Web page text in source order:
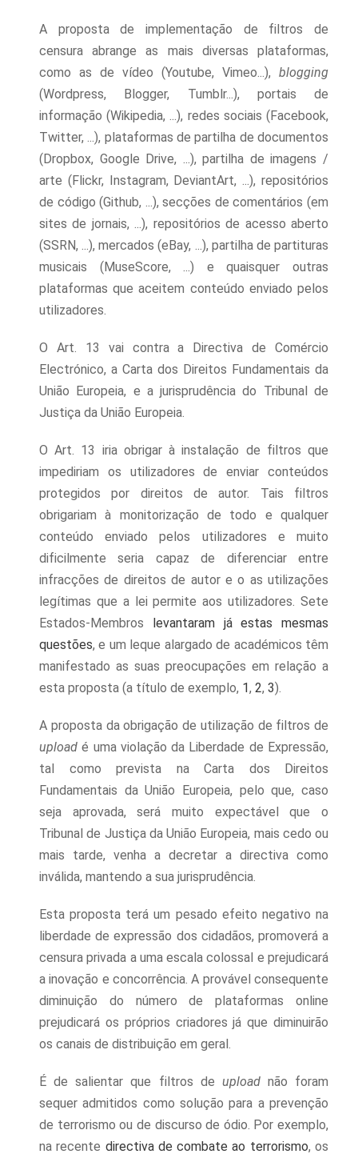
A proposta de implementação de filtros de
censura abrange as mais diversas plataformas,
como as de vídeo (Youtube, Vimeo...), blogging
(Wordpress, Blogger, Tumblr...), portais de
informação (Wikipedia, ...), redes sociais (Facebook,
Twitter, ...), plataformas de partilha de documentos
(Dropbox, Google Drive, ...), partilha de imagens /
arte (Flickr, Instagram, DeviantArt, ...), repositórios
de código (Github, ...), secções de comentários (em
sites de jornais, ...), repositórios de acesso aberto
(SSRN, ...), mercados (eBay, ...), partilha de partituras
musicais (MuseScore, ...) e quaisquer outras
plataformas que aceitem conteúdo enviado pelos
utilizadores.
O Art. 13 vai contra a Directiva de Comércio
Electrónico, a Carta dos Direitos Fundamentais da
União Europeia, e a jurisprudência do Tribunal de
Justiça da União Europeia.
O Art. 13 iria obrigar à instalação de filtros que
impediriam os utilizadores de enviar conteúdos
protegidos por direitos de autor. Tais filtros
obrigariam à monitorização de todo e qualquer
conteúdo enviado pelos utilizadores e muito
dificilmente seria capaz de diferenciar entre
infracções de direitos de autor e o as utilizações
legítimas que a lei permite aos utilizadores. Sete
Estados-Membros levantaram já estas mesmas
questões, e um leque alargado de académicos têm
manifestado as suas preocupações em relação a
esta proposta (a título de exemplo, 1, 2, 3).
A proposta da obrigação de utilização de filtros de
upload é uma violação da Liberdade de Expressão,
tal como prevista na Carta dos Direitos
Fundamentais da União Europeia, pelo que, caso
seja aprovada, será muito expectável que o
Tribunal de Justiça da União Europeia, mais cedo ou
mais tarde, venha a decretar a directiva como
inválida, mantendo a sua jurisprudência.
Esta proposta terá um pesado efeito negativo na
liberdade de expressão dos cidadãos, promoverá a
censura privada a uma escala colossal e prejudicará
a inovação e concorrência. A provável consequente
diminuição do número de plataformas online
prejudicará os próprios criadores já que diminuirão
os canais de distribuição em geral.
É de salientar que filtros de uploadnão foram
sequer admitidos como solução para a prevenção
de terrorismo ou de discurso de ódio. Por exemplo,
na recente directiva de combate ao terrorismo, os